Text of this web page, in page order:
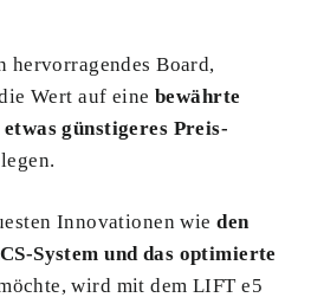
hervorragendes Board,
Wert auf eine bewährte
günstigeres Preis-
legen.
Innovationen wieden
System und das optimierte
wird mit dem LIFT e5